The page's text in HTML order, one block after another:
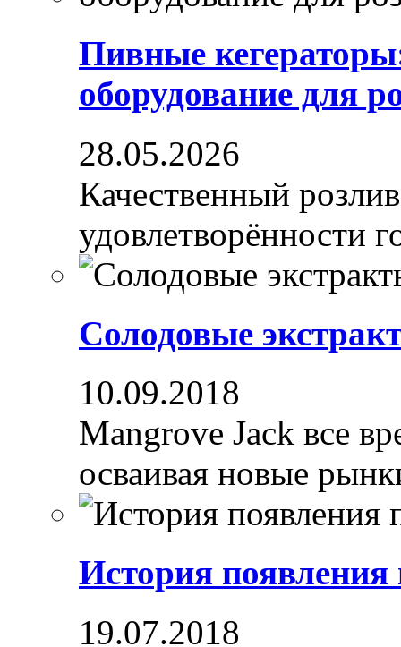
Пивные
оборудование для
28.05.2026
Качественный
удовлетворённости
Солодовые
10.09.2018
Mangrove Jack все
осваивая новые
История появления
19.07.2018